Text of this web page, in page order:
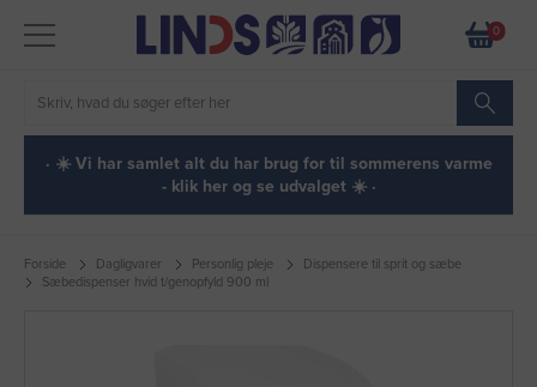
0
· ☀️ Vi har samlet alt du har brug for til sommerens varme
- klik her og se udvalget ☀️ ·
Forside Dagligvarer Personlig pleje
Dispensere til sprit og sæbe
Sæbedispenser hvid t/genopfyld 900 ml